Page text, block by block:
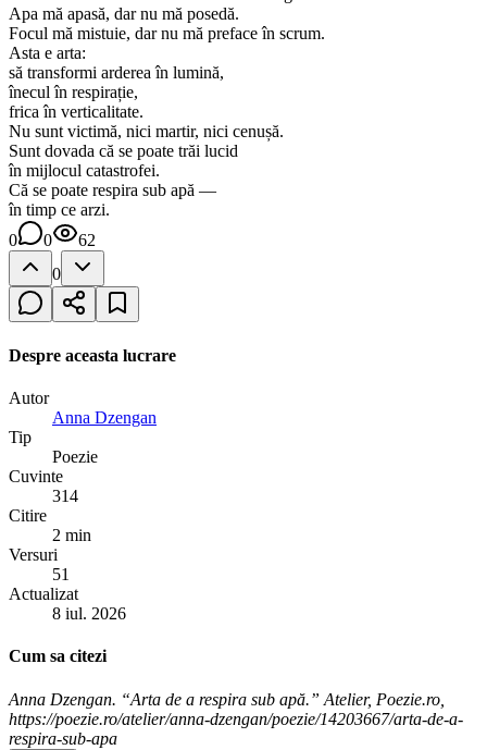
Apa mă apasă, dar nu mă posedă.
Focul mă mistuie, dar nu mă preface în scrum.
Asta e arta:
să transformi arderea în lumină,
înecul în respirație,
frica în verticalitate.
Nu sunt victimă, nici martir, nici cenușă.
Sunt dovada că se poate trăi lucid
în mijlocul catastrofei.
Că se poate respira sub apă —
în timp ce arzi.
0
0
62
0
Despre aceasta lucrare
Autor
Anna Dzengan
Tip
Poezie
Cuvinte
314
Citire
2 min
Versuri
51
Actualizat
8 iul. 2026
Cum sa citezi
Anna Dzengan. “Arta de a respira sub apă.” Atelier, Poezie.ro,
https://poezie.ro/atelier/anna-dzengan/poezie/14203667/arta-de-a-
respira-sub-apa